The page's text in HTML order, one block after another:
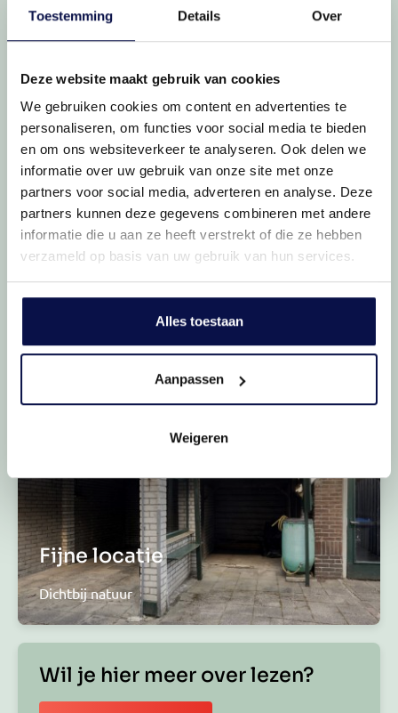
Toestemming Details Over
Deze website maakt gebruik van cookies
We gebruiken cookies om content en advertenties te
personaliseren, om functies voor social media te bieden
en om ons websiteverkeer te analyseren. Ook delen we
informatie over uw gebruik van onze site met onze
partners voor social media, adverteren en analyse. Deze
partners kunnen deze gegevens combineren met andere
informatie die u aan ze heeft verstrekt of die ze hebben
verzameld op basis van uw gebruik van hun services.
Alles toestaan
Aanpassen
Weigeren
Mogelijkheden
Kluswoning
Twee dakkapellen
Fijne locatie
Dichtbij natuur
Wil je hier meer over lezen?